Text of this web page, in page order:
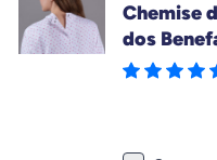
Chemise
dos